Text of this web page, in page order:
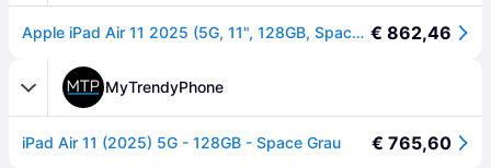
Apple iPad Air 11 2025 (5G, 11", 128GB, Space Gray), Tablet, Grau € 862,46
MyTrendyPhone
iPad Air 11 (2025) 5G - 128GB - Space Grau € 765,60